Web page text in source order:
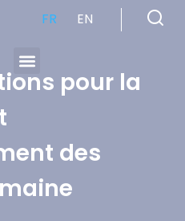
FR EN
pour la
des